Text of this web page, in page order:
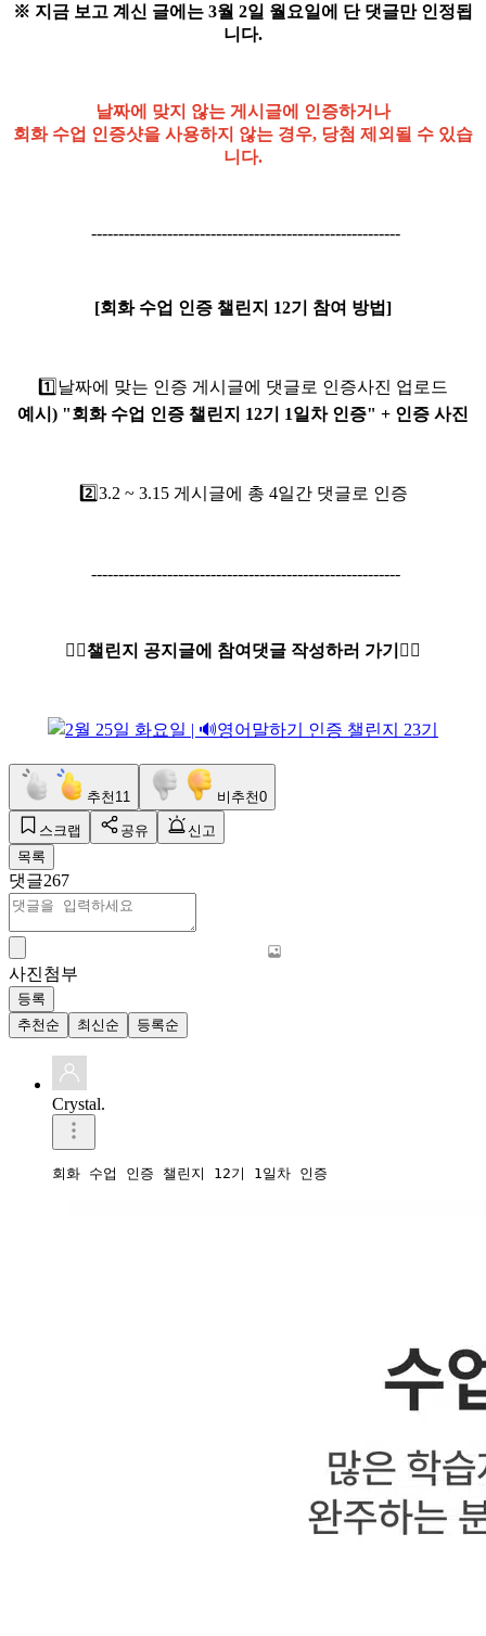
※ 지금 보고 계신 글에는 3월 2일 월요일에 단 댓글만 인정됩
니다.
날짜에 맞지 않는 게시글에 인증하거나
회화 수업 인증샷을 사용하지 않는 경우, 당첨 제외될 수 있습
니다.
---------------------------------------------------------
[회화 수업 인증 챌린지 12기 참여 방법]
1️⃣ 날짜에 맞는 인증 게시글에 댓글로 인증사진 업로드
예시) "회화 수업 인증 챌린지 12기 1일차 인증" + 인증 사진
2️⃣3.2 ~ 3.15 게시글에 총 4일간 댓글로 인증
---------------------------------------------------------
👇🏻챌린지 공지글에 참여댓글 작성하러 가기👇🏻
추천 11 비추천0
스크랩 공유
신고
목록
댓글267
사진첨부
등록
추천순
최신순 등록순
Crystal.
회화 수업 인증 챌린지 12기 1일차 인증